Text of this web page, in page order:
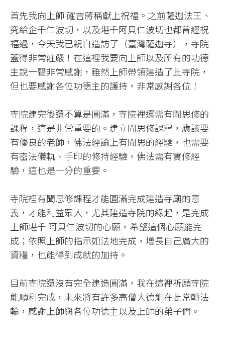
首先我向上師 確吉蔣稱獻上祝福。之前薩迦法王、
究給企千仁波切，以及堪千阿貝仁波切也都曾經祝
福過，今天我已親自造訪了（臺灣薩迦寺），寺院
蓋得非常莊嚴！在這裡我要向上師以及所有的功德
主說一聲非常感謝，雖然上師帶領建造了此寺院，
但也要感謝各位功德主的護持，非常感謝各位！​
寺院建完後還不算是圓滿，寺院裡還需有聞思修的
課程，這是非常重要的。建立聞思修課程，應該要
有優良的老師，佛法經論上有聞思的經驗，也需要
有密法儀軌、手印的修持經驗，佛法需有實修經
驗，這也是十分的重要。​
寺院裡有聞思修課程才能圓滿完成建造寺廟的意
義，才能利益眾人，尤其建造寺院的緣起，是完成
上師堪千 阿貝仁波切的心願，希望這個心願能完
成；依照上師的指示如法地完成，增長自己廣大的
資糧，也能得到成就的加持。​
目前寺院還沒有完全建造圓滿，我在這裡祈願寺院
能順利完成，未來將有許多高僧大德能在此常轉法
輪，感謝上師與各位功德主以及上師的弟子們。​